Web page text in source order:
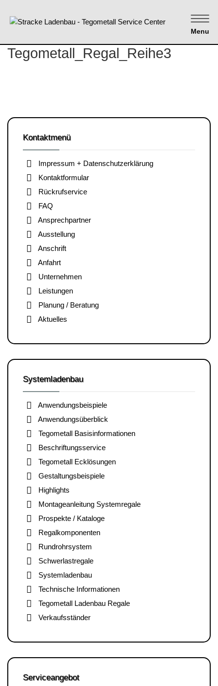
Menu
Tegometall_Regal_Reihe3
Kontaktmenü
Impressum + Datenschutzerklärung
Kontaktformular
Rückrufservice
FAQ
Ansprechpartner
Ausstellung
Anschrift
Anfahrt
Unternehmen
Leistungen
Planung / Beratung
Aktuelles
Systemladenbau
Anwendungsbeispiele
Anwendungsüberblick
Tegometall Basisinformationen
Beschriftungsservice
Tegometall Ecklösungen
Gestaltungsbeispiele
Highlights
Montageanleitung Systemregale
Prospekte / Kataloge
Regalkomponenten
Rundrohrsystem
Schwerlastregale
Systemladenbau
Technische Informationen
Tegometall Ladenbau Regale
Verkaufsständer
Serviceangebot